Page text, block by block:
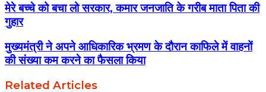
मेरे बच्चे को बचा लो सरकार, कमार जनजाति के गरीब माता पिता की
गुहार
मुख्यमंत्री ने अपने आधिकारिक भ्रमण के दौरान काफिले में वाहनों
की संख्या कम करने का फैसला किया
Related Articles